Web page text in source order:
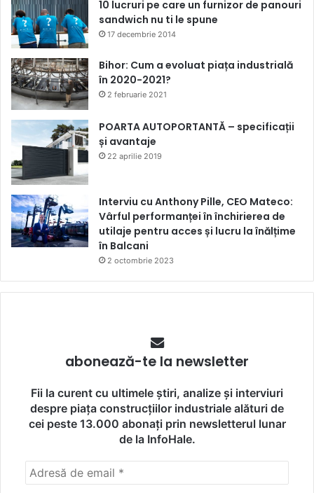
10 lucruri pe care un furnizor de panouri
sandwich nu ti le spune
17 decembrie 2014
Bihor: Cum a evoluat piața industrială
în 2020-2021?
2 februarie 2021
POARTA AUTOPORTANTĂ – specificații
și avantaje
22 aprilie 2019
Interviu cu Anthony Pille, CEO Mateco:
Vârful performanței în închirierea de
utilaje pentru acces și lucru la înălțime
în Balcani
2 octombrie 2023
abonează-te la newsletter
Fii la curent cu ultimele știri, analize și interviuri
despre piața construcțiilor industriale alături de
cei peste 13.000 abonați prin newsletterul lunar
de la InfoHale.